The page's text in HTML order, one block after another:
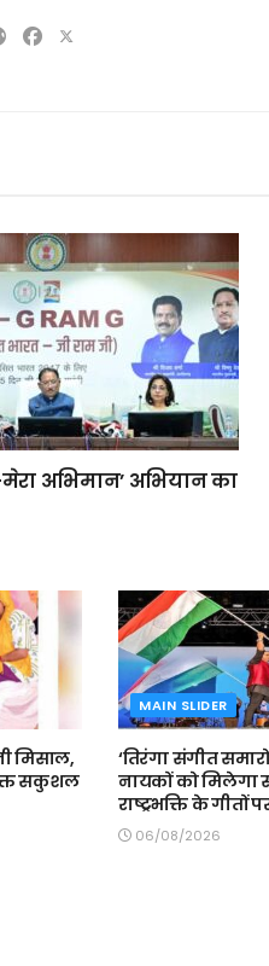
अभिमान’ अभियान का
मिसाल,
सकुशल
MAIN SLIDER
‘तिरंगा संगीत
नायकों को मिलेगा
राष्ट्रभक्ति के गीतों
06/08/2026